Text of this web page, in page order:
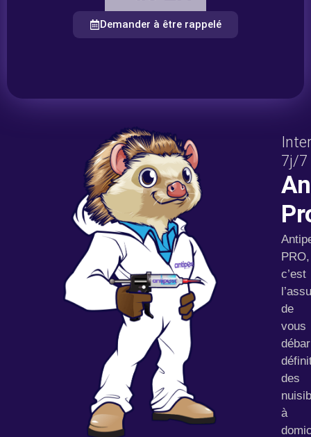
7j/7
PRO,
c’est
de
vous
des
à
Demander à être rappelé